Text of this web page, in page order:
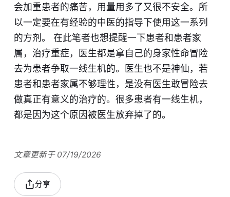
会加重患者的痛苦，用量用多了又很不安全。所
以一定要在有经验的中医的指导下使用这一系列
的方剂。 在此笔者也想提醒一下患者和患者家
属，治疗重症，医生都是拿自己的身家性命冒险
去为患者争取一线生机的。医生也不是神仙，若
患者和患者家属不够理性，是没有医生敢冒险去
做真正有意义的治疗的。很多患者有一线生机，
都是因为这个原因被医生放弃掉了的。
文章更新于 07/19/2026
分享